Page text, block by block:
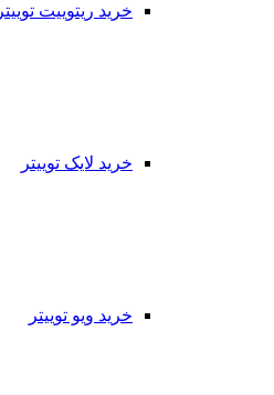
خرید ریتوییت توییتر
خرید لایک توییتر
خرید ویو توییتر